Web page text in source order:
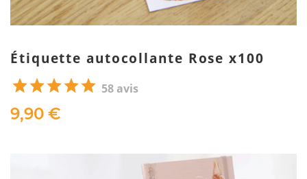
Étiquette autocollante Rose x100
58 avis
9,90 €